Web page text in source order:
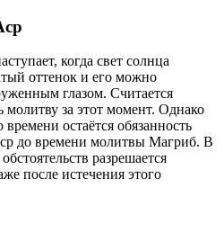
когда свет солнца
оттенок и его можно
глазом. Считается
за этот момент. Однако
времени остаётся обязанность
до времени молитвы Магриб. В
разрешается
после истечения этого